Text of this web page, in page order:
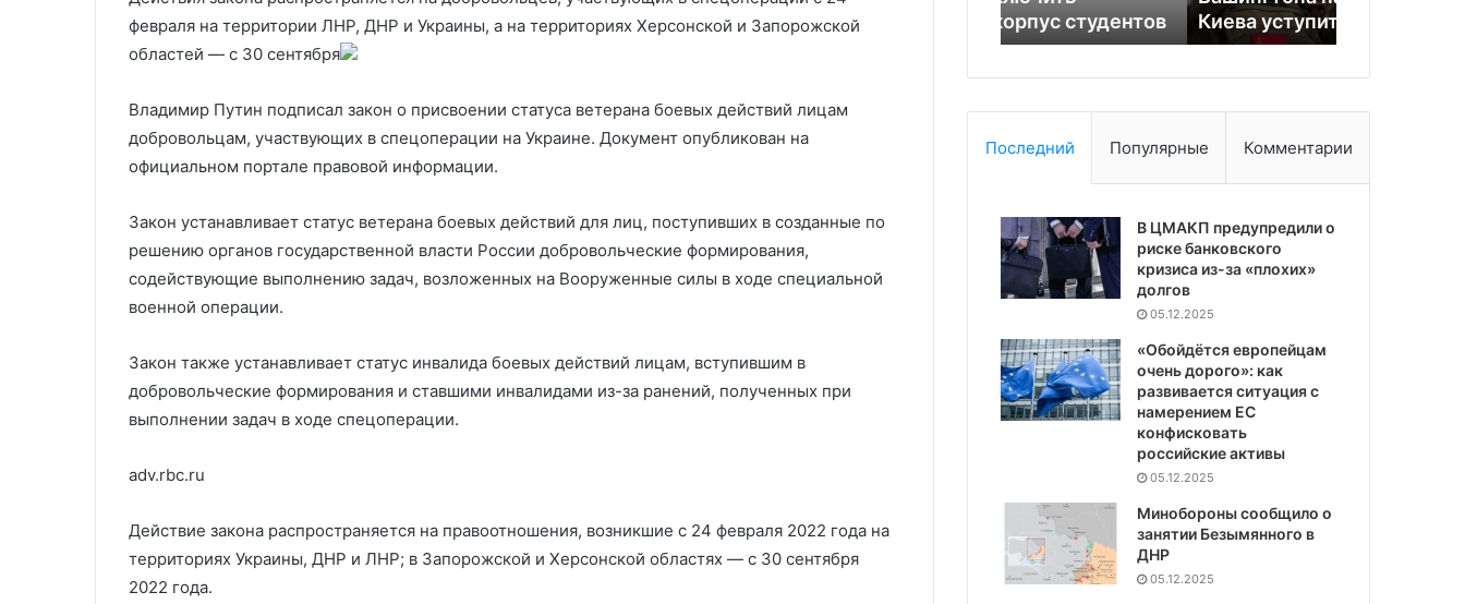
февраля на территории ЛНР, ДНР и Украины, а на территориях Херсонской и Запорожской
областей — с 30 сентября
Владимир Путин подписал закон о присвоении статуса ветерана боевых действий лицам
добровольцам, участвующих в спецоперации на Украине. Документ опубликован на
официальном портале правовой информации.
Закон устанавливает статус ветерана боевых действий для лиц, поступивших в созданные по
решению органов государственной власти России добровольческие формирования,
содействующие выполнению задач, возложенных на Вооруженные силы в ходе специальной
военной операции.
Закон также устанавливает статус инвалида боевых действий лицам, вступившим в
добровольческие формирования и ставшими инвалидами из-за ранений, полученных при
выполнении задач в ходе спецоперации.
adv.rbc.ru
Действие закона распространяется на правоотношения, возникшие с 24 февраля 2022 года на
территориях Украины, ДНР и ЛНР; в Запорожской и Херсонской областях — с 30 сентября
2022 года.
делу о коррупции
ценеболее высокой цене
захвативших корпус студентов
Донбасс
Киева уступить Донбасс
после
истечения
Последний Популярные Комментарии
В ЦМАКП предупредили о
риске банковского
кризиса из-за «плохих»
долгов
05.12.2025
«Обойдётся европейцам
очень дорого»: как
развивается ситуация с
намерением ЕС
конфисковать
российские активы
05.12.2025
Минобороны сообщило о
занятии Безымянного в
ДНР
05.12.2025